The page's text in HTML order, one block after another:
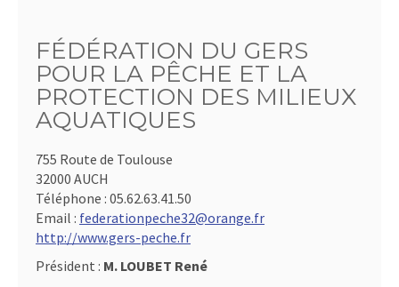
FÉDÉRATION DU GERS
POUR LA PÊCHE ET LA
PROTECTION DES MILIEUX
AQUATIQUES
755 Route de Toulouse
32000 AUCH
Téléphone : 05.62.63.41.50
Email : federationpeche32@orange.fr
http://www.gers-peche.fr
Président : M. LOUBET René